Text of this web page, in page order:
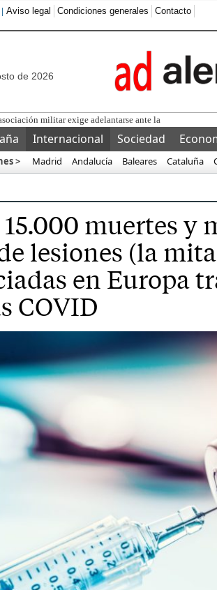
Aviso legal Condiciones generales Contacto
de 2026
militar exige adelantarse ante la previsión de
Internacional Sociedad
> Madrid Andalucía Baleares Cataluña
15.000 muertes y
lesiones (la
en Europa
COVID